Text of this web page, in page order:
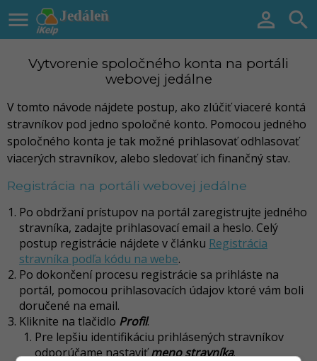
Jedáleň
  
Vytvorenie spoločného konta na portáli
webovej jedálne
V tomto návode nájdete postup, ako zlúčiť viaceré kontá
stravníkov pod jedno spoločné konto. Pomocou jedného
spoločného konta je tak možné prihlasovať odhlasovať
viacerých stravníkov, alebo sledovať ich finančný stav.
Registrácia na portáli webovej jedálne
Po obdržaní prístupov na portál zaregistrujte jedného
stravníka, zadajte prihlasovací email a heslo. Celý
postup registrácie nájdete v článku Registrácia
stravníka podľa kódu na webe.
Po dokončení procesu registrácie sa prihláste na
portál, pomocou prihlasovacích údajov ktoré vám boli
doručené na email.
Kliknite na tlačidlo Profil.
Pre lepšiu identifikáciu prihlásených stravníkov
odporúčame nastaviťmeno stravníka.